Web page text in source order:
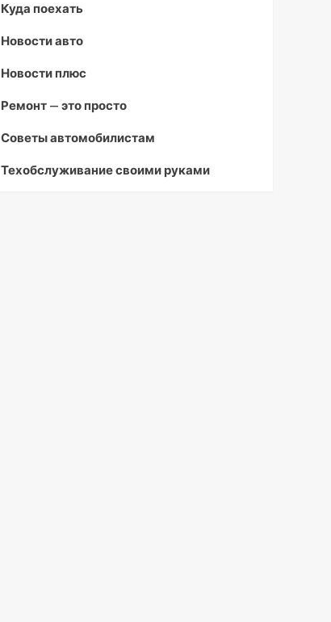
Куда поехать
Новости авто
Новости плюс
Ремонт — это просто
Советы автомобилистам
Техобслуживание своими руками